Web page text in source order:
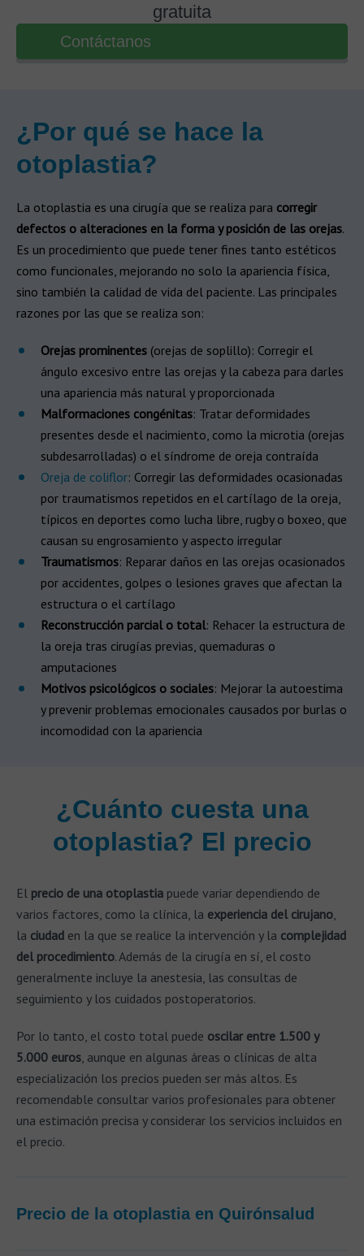
gratuita
Contáctanos
¿Por qué se hace la
otoplastia?
La otoplastia es una cirugía que se realiza para corregir
defectos o alteraciones en la forma y posición de las orejas.
Es un procedimiento que puede tener fines tanto estéticos
como funcionales, mejorando no solo la apariencia física,
sino también la calidad de vida del paciente. Las principales
razones por las que se realiza son:
Orejas prominentes (orejas de soplillo): Corregir el
ángulo excesivo entre las orejas y la cabeza para darles
una apariencia más natural y proporcionada
Malformaciones congénitas: Tratar deformidades
presentes desde el nacimiento, como la microtia (orejas
subdesarrolladas) o el síndrome de oreja contraída
Oreja de coliflor: Corregir las deformidades ocasionadas
por traumatismos repetidos en el cartílago de la oreja,
típicos en deportes como lucha libre, rugby o boxeo, que
causan su engrosamiento y aspecto irregular
Traumatismos: Reparar daños en las orejas ocasionados
por accidentes, golpes o lesiones graves que afectan la
estructura o el cartílago
Reconstrucción parcial o total: Rehacer la estructura de
la oreja tras cirugías previas, quemaduras o
amputaciones
Motivos psicológicos o sociales: Mejorar la autoestima
y prevenir problemas emocionales causados por burlas o
incomodidad con la apariencia
¿Cuánto cuesta una
otoplastia? El precio
El precio de una otoplastia puede variar dependiendo de
varios factores, como la clínica, la experiencia del cirujano,
la ciudad en la que se realice la intervención y la complejidad
del procedimiento. Además de la cirugía en sí, el costo
generalmente incluye la anestesia, las consultas de
seguimiento y los cuidados postoperatorios.
Por lo tanto, el costo total puede oscilar entre 1.500 y
5.000 euros, aunque en algunas áreas o clínicas de alta
especialización los precios pueden ser más altos. Es
recomendable consultar varios profesionales para obtener
una estimación precisa y considerar los servicios incluidos en
el precio.
Precio de la otoplastia en Quirónsalud